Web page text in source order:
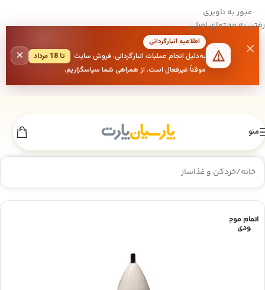
عبور به ناوبری
رفتن به محتوای اصلی
اطلاعیه انبارگردانی
به‌دلیل انجام عملیات انبارگردانی، فروش سایت
تا 18 مرداد
موقتاً غیرفعال است. از همراهی شما سپاسگزاریم.
×
منو
خانه/خردکن و غذاساز
اتمام موج
ودی